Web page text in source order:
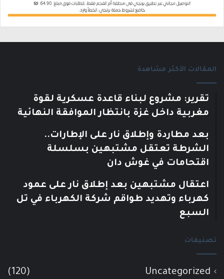
المقالات الأكثر مشاهدة
تقرير: مشروع لبناء قاعدة عسكرية لقوة
مغربية داخل غزة بانتظار الموافقة النهائية
بعد مطاردة وإطلاق نار على الإطارات..
الشرطة تعتقل مشتبهين بسلسلة
اقتحامات في غوش دان
اعتقال مشتبهين بعد إطلاق نار على عمود
كهرباء وتهديد طواقم شركة الكهرباء في تل
السبع
تصنيفات
Uncategorized
(120)